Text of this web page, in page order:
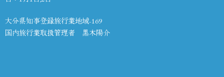
大分県知事登録旅行業地域-169
国内旅行業取扱管理者 黒木陽介